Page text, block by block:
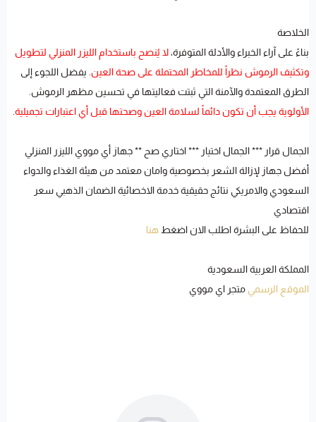
الخلاصة
بناءً على آراء الخبراء والأدلة المتوفرة،لا يُنصح باستخدام الليزر المنزلي لتطويل
وتكثيف الرموش نظراً للمخاطر المحتملة على صحة العين. يفضل اللجوء إلى
الطرق المعتمدة والآمنة التي ثبتت فعاليتها في تحسين مظهر الرموش.
الأولوية يجب أن تكون دائماً لسلامة العين وصحتها قبل أي اعتبارات تجميلية.
الجمال قرار *** الجمال اختيار *** اختاري صح ** جهاز أي مووي الليزر المنزلي
أفضل جهاز لإزالة الشعر بخصوصية وامان معتمد من هيئة الغذاء والدواء
السعودي والامريكي نتائج حقيقية خدمة الاخصائية الضمان الذهبي سعر
اقتصادي
للحفاظ على البشرة اطلب الان اضغطهنا
المملكة العربية السعودية
الموقع الرسمي متجر اي مووي